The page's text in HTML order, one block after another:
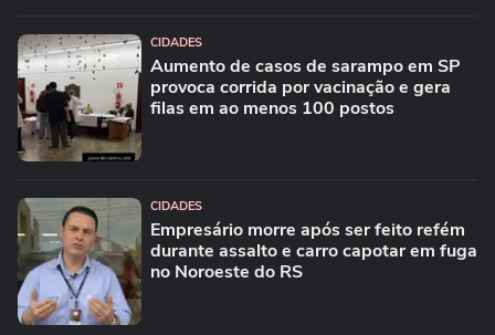
CIDADES
Aumento de casos de sarampo em SP
provoca corrida por vacinação e gera
filas em ao menos 100 postos
CIDADES
Empresário morre após ser feito refém
durante assalto e carro capotar em fuga
no Noroeste do RS